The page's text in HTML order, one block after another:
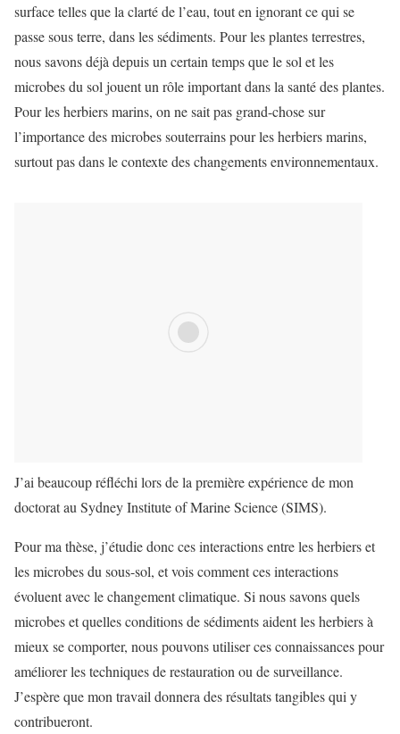
surface telles que la clarté de l’eau, tout en ignorant ce qui se
passe sous terre, dans les sédiments. Pour les plantes terrestres,
nous savons déjà depuis un certain temps que le sol et les
microbes du sol jouent un rôle important dans la santé des plantes.
Pour les herbiers marins, on ne sait pas grand-chose sur
l’importance des microbes souterrains pour les herbiers marins,
surtout pas dans le contexte des changements environnementaux.
J’ai beaucoup réfléchi lors de la première expérience de mon
doctorat au Sydney Institute of Marine Science (SIMS).
Pour ma thèse, j’étudie donc ces interactions entre les herbiers et
les microbes du sous-sol, et vois comment ces interactions
évoluent avec le changement climatique. Si nous savons quels
microbes et quelles conditions de sédiments aident les herbiers à
mieux se comporter, nous pouvons utiliser ces connaissances pour
améliorer les techniques de restauration ou de surveillance.
J’espère que mon travail donnera des résultats tangibles qui y
contribueront.